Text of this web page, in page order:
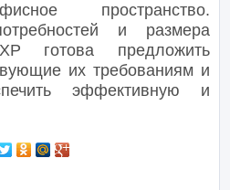
пространство.
и размера
готова предложить
их требованиям и
эффективную и